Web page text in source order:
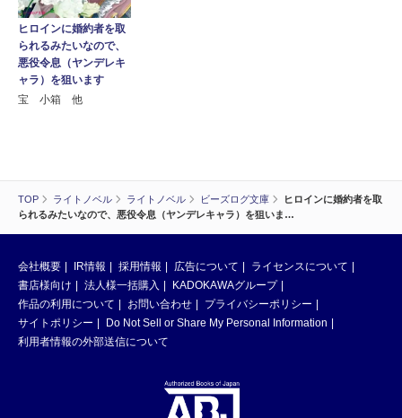
TOP ライトノベル ライトノベル ビーズログ文庫
ヒロインに婚約者を取
られるみたいなので、悪役令息（ヤンデレキャラ）を狙いま…
ヒロインに婚約者を取
られるみたいなので、
悪役令息（ヤンデレキ
ャラ）を狙います
宝 小箱 他
会社概要 IR情報 採用情報 広告について
ライセンスについて
書店様向け
法人様一括購入
KADOKAWAグループ
作品の利用について
お問い合わせ
プライバシーポリシー
サイトポリシー
Do Not Sell or Share My Personal Information
利用者情報の外部送信について